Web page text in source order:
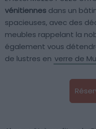
vénitiennes dans un
spacieuses, avec des
meubles rappelant la
également vous
de lustres en verre de